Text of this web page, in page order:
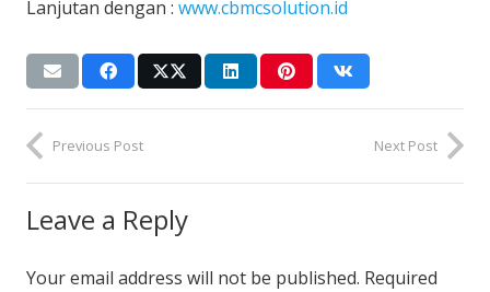
Lanjutan dengan : www.cbmcsolution.id
Previous Post Next Post
Leave a Reply
Your email address will not be published. Required